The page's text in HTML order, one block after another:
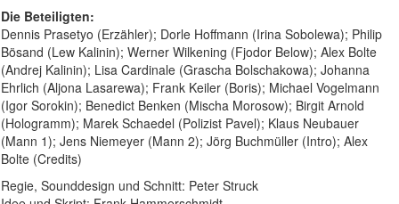
Die Beteiligten:
Dennis Prasetyo (Erzähler); Dorle Hoffmann (Irina Sobolewa); Philip
Bösand (Lew Kalinin); Werner Wilkening (Fjodor Below); Alex Bolte
(Andrej Kalinin); Lisa Cardinale (Grascha Bolschakowa); Johanna
Ehrlich (Aljona Lasarewa); Frank Keiler (Boris); Michael Vogelmann
(Igor Sorokin); Benedict Benken (Mischa Morosow); Birgit Arnold
(Hologramm); Marek Schaedel (Polizist Pavel); Klaus Neubauer
(Mann 1); Jens Niemeyer (Mann 2); Jörg Buchmüller (Intro); Alex
Bolte (Credits)
Regie, Sounddesign und Schnitt: Peter Struck